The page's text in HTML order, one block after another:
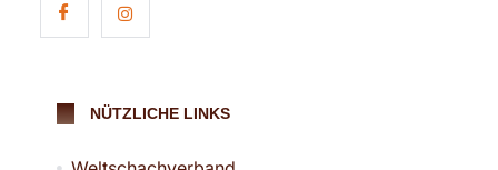
NÜTZLICHE LINKS